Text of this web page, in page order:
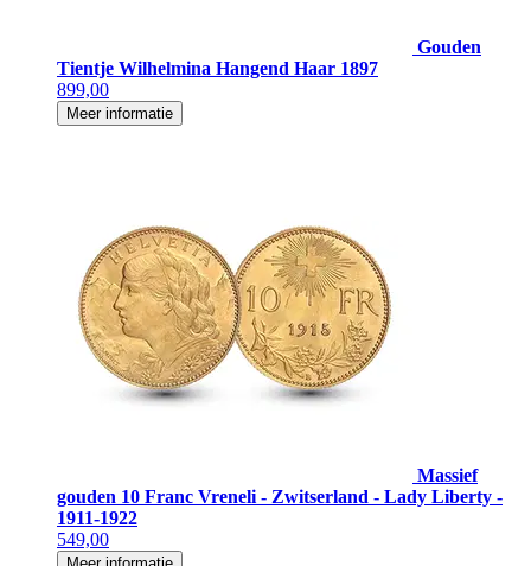
Gouden
Tientje Wilhelmina Hangend Haar 1897
899,00
Meer informatie
Massief
gouden 10 Franc Vreneli - Zwitserland - Lady Liberty -
1911-1922
549,00